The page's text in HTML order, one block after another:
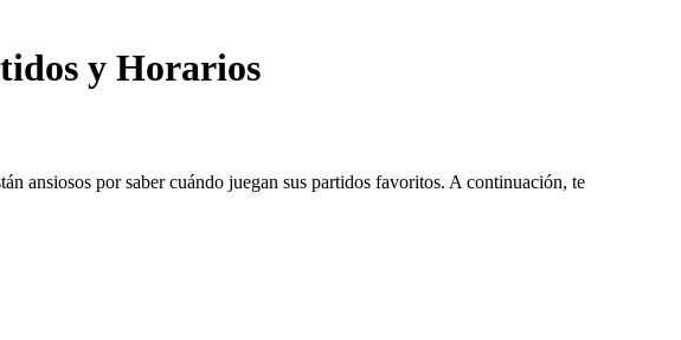
y Horarios
ansiosos por saber cuándo juegan sus partidos favoritos. A continuación, te